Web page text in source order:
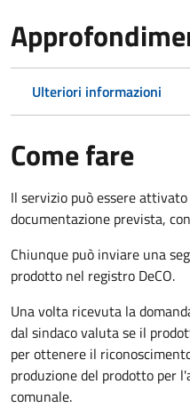
Ulteriori informazioni
Come fare
Il servizio può essere
documentazione prevista,
Chiunque può inviare una
prodotto nel registro DeCO.
Una volta ricevuta la
dal sindaco valuta se il
per ottenere il
produzione del prodotto per
comunale.